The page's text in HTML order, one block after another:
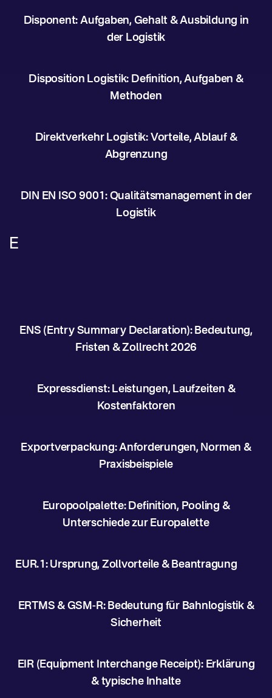
Disponent: Aufgaben, Gehalt & Ausbildung in
der Logistik
Disposition Logistik: Definition, Aufgaben &
Methoden
Direktverkehr Logistik: Vorteile, Ablauf &
Abgrenzung
DIN EN ISO 9001: Qualitätsmanagement in der
Logistik
E
ENS (Entry Summary Declaration): Bedeutung,
Fristen & Zollrecht 2026
Expressdienst: Leistungen, Laufzeiten &
Kostenfaktoren
Exportverpackung: Anforderungen, Normen &
Praxisbeispiele
Europoolpalette: Definition, Pooling &
Unterschiede zur Europalette
EUR.1: Ursprung, Zollvorteile & Beantragung
ERTMS & GSM-R: Bedeutung für Bahnlogistik &
Sicherheit
EIR (Equipment Interchange Receipt): Erklärung
& typische Inhalte